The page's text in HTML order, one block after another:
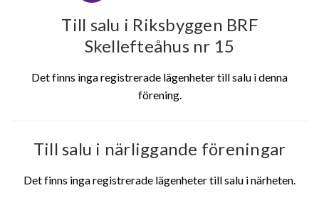
Till salu i Riksbyggen BRF
Skellefteåhus nr 15
Det finns inga registrerade lägenheter till salu i denna
förening.
Till salu i närliggande föreningar
Det finns inga registrerade lägenheter till salu i närheten.